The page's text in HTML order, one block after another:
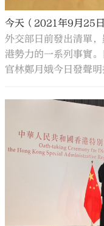
今天（2021年9月25
外交部日前發出清單
港勢力的一系列事實
官林鄭月娥今日發聲